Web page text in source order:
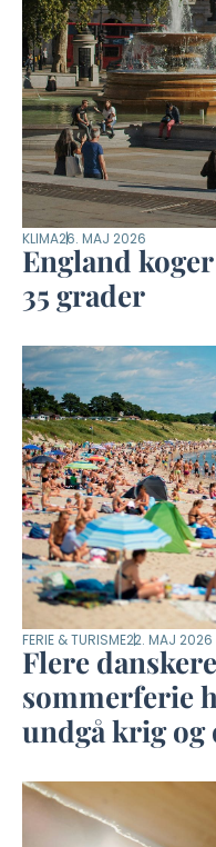
KLIMA26. MAJ 2026
England
35 grader
FERIE & TURISME22. MAJ 2026
Flere
sommerferie
undgå krig